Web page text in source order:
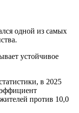
одной из самых
устойчивое
в 2025
против 10,0